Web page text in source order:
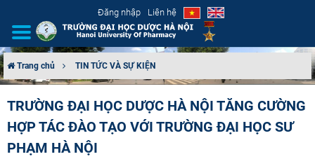
Đăng nhập Liên hệ
CƠ CẤU TỔ CHỨC
TUYỂN SINH
Trang chủ TIN TỨC VÀ SỰ KIỆN
TRƯỜNG ĐẠI HỌC DƯỢC HÀ NỘI TĂNG CƯỜNG
HỢP TÁC ĐÀO TẠO VỚI TRƯỜNG ĐẠI HỌC SƯ
PHẠM HÀ NỘI